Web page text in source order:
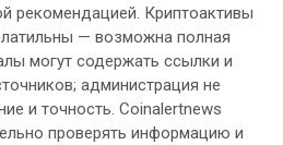
рекомендацией. Криптоактивы
— возможна полная
могут содержать ссылки и
администрация не
и точность. Coinalertnews
проверять информацию и